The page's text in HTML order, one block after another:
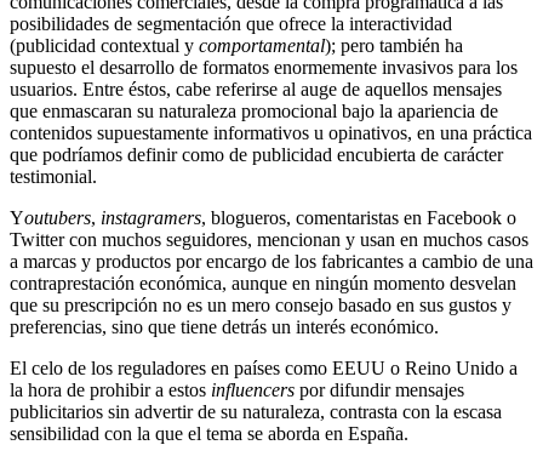
posibilidades de segmentación que ofrece la interactividad
(publicidad contextual y comportamental); pero también ha
supuesto el desarrollo de formatos enormemente invasivos para los
usuarios. Entre éstos, cabe referirse al auge de aquellos mensajes
que enmascaran su naturaleza promocional bajo la apariencia de
contenidos supuestamente informativos u opinativos, en una práctica
que podríamos definir como de publicidad encubierta de carácter
testimonial.
Youtubers, instagramers, blogueros, comentaristas en Facebook o
Twitter con muchos seguidores, mencionan y usan en muchos casos
a marcas y productos por encargo de los fabricantes a cambio de una
contraprestación económica, aunque en ningún momento desvelan
que su prescripción no es un mero consejo basado en sus gustos y
preferencias, sino que tiene detrás un interés económico.
El celo de los reguladores en países como EEUU o Reino Unido a
la hora de prohibir a estos influencers por difundir mensajes
publicitarios sin advertir de su naturaleza, contrasta con la escasa
sensibilidad con la que el tema se aborda en España.